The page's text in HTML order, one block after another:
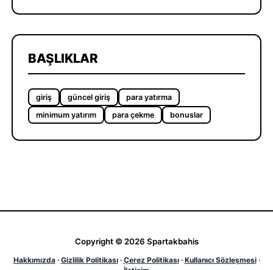
BAŞLIKLAR
giriş güncel giriş
para yatırma
minimum yatırım
para çekme bonuslar
Copyright © 2026 Spartakbahis
Hakkımızda · Gizlilik Politikası · Çerez Politikası · Kullanıcı Sözleşmesi ·